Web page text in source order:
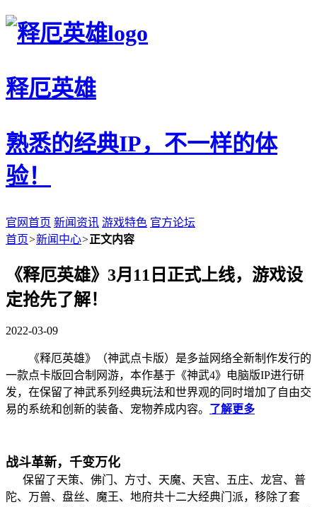
释厄英雄
熟悉的经典IP，不一样的体
验！
官网首页 新闻资讯 游戏特色 官方论坛
首页>新闻中心>正文内容
《释厄英雄》3月11日正式上线，游戏设
定抢先了解！
2022-03-09
《释厄英雄》（神武点卡版）是多益网络全新制作发行的
一款点卡版回合制网游，本作基于《神武4》电脑版IP进行研
发，在保留了神武系列经典玩法和世界观的同时增加了自由交
易的系统和创新的装备、宠物养成内容。 了解更多
战斗革新，千变万化
保留了天策、佛门、方寸、天魔、天宫、五庄、龙宫、普
陀、万兽、盘丝、魔王、地府共十二大经典门派，移除了套